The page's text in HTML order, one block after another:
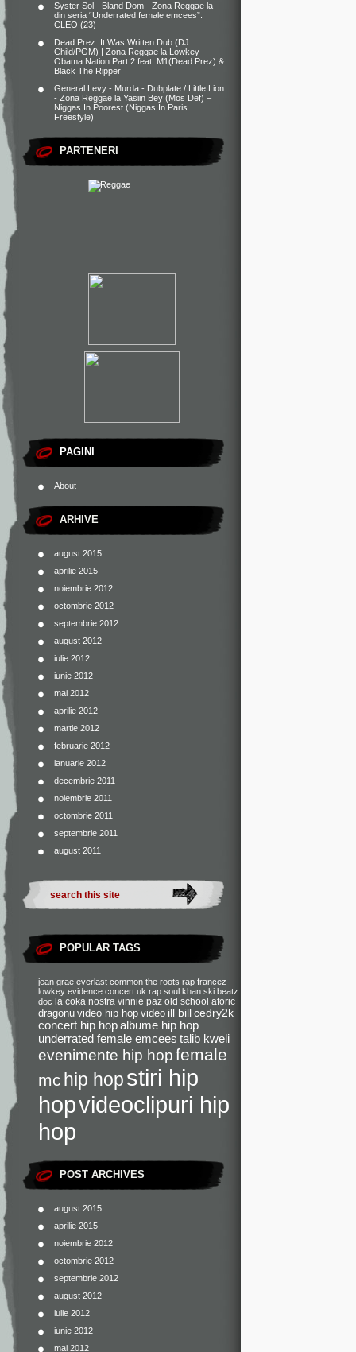
Syster Sol - Bland Dom - Zona Reggae la
din seria “Underrated female emcees”:
CLEO (23)
Dead Prez: It Was Written Dub (DJ
Child/PGM) | Zona Reggae la Lowkey –
Obama Nation Part 2 feat. M1(Dead Prez) &
Black The Ripper
General Levy - Murda - Dubplate / Little Lion
- Zona Reggae la Yasiin Bey (Mos Def) –
Niggas In Poorest (Niggas In Paris
Freestyle)
PARTENERI
PAGINI
About
ARHIVE
august 2015
aprilie 2015
noiembrie 2012
octombrie 2012
septembrie 2012
august 2012
iulie 2012
iunie 2012
mai 2012
aprilie 2012
martie 2012
februarie 2012
ianuarie 2012
decembrie 2011
noiembrie 2011
octombrie 2011
septembrie 2011
august 2011
POPULAR TAGS
jean grae everlast common the roots rap francez
lowkey evidence concert uk rap soul khan ski beatz
doc la coka nostra vinnie paz old school aforic
dragonu video hip hop video ill bill cedry2k
concert hip hopalbume hip hop
underrated female emcees talib kweli
evenimente hip hopfemale
mc hip hopstiri hip
hopvideoclipuri hip
hop
POST ARCHIVES
august 2015
aprilie 2015
noiembrie 2012
octombrie 2012
septembrie 2012
august 2012
iulie 2012
iunie 2012
mai 2012